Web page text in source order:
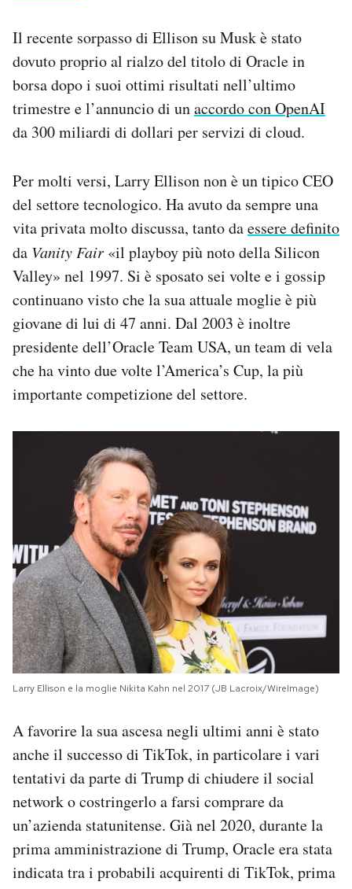
Il recente sorpasso di Ellison su Musk è stato
dovuto proprio al rialzo del titolo di Oracle in
borsa dopo i suoi ottimi risultati nell’ultimo
trimestre e l’annuncio di unaccordo con OpenAI
da 300 miliardi di dollari per servizi di cloud.
Per molti versi, Larry Ellison non è un tipico CEO
del settore tecnologico. Ha avuto da sempre una
vita privata molto discussa, tanto daessere definito
da Vanity Fair «il playboy più noto della Silicon
Valley» nel 1997. Si è sposato sei volte e i gossip
continuano visto che la sua attuale moglie è più
giovane di lui di 47 anni. Dal 2003 è inoltre
presidente dell’Oracle Team USA, un team di vela
che ha vinto due volte l’America’s Cup, la più
importante competizione del settore.
Larry Ellison e la moglie Nikita Kahn nel 2017 (JB Lacroix/WireImage)
A favorire la sua ascesa negli ultimi anni è stato
anche il successo di TikTok, in particolare i vari
tentativi da parte di Trump di chiudere il social
network o costringerlo a farsi comprare da
un’azienda statunitense. Già nel 2020, durante la
prima amministrazione di Trump, Oracle era stata
indicata tra i probabili acquirenti di TikTok, prima